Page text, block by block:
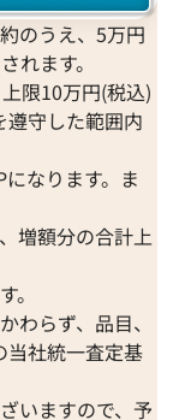
参考買取価格
231,000円
2026年3月11日
のうえ、5万円
れます。
限10万円(税込)
遵守した範囲内
なります。ま
増額分の合計上
。
わらず、品目、
当社統一査定基
いますので、予